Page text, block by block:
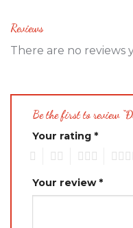
Reviews
There are no reviews
Be the first to review
Your rating *
Your review*